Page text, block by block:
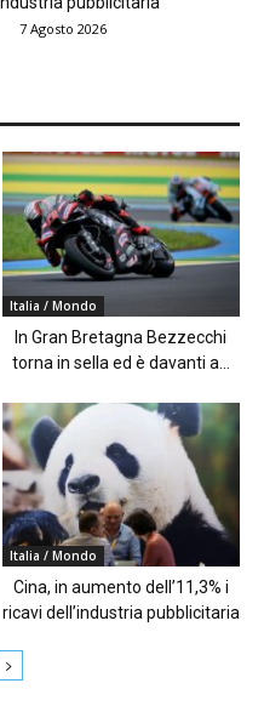
7 Agosto 2026
Italia / Mondo
In Gran Bretagna Bezzecchi
torna in sella ed è davanti a...
Italia / Mondo
Cina, in aumento dell’11,3% i
ricavi dell’industria pubblicitaria